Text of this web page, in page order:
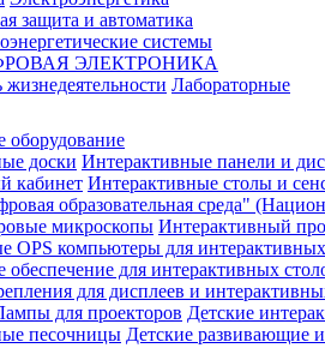
защита и автоматика
системы
ЭЛЕКТРОНИКА
жизнедеятельности Лабораторные
оборудование
доски Интерактивные панели и
кабинет Интерактивные столы и
образовательная среда"
микроскопы Интерактивный
OPS компьютеры для
для интерактивных
для дисплеев и
для проекторов Детские
песочницы Детские развивающие